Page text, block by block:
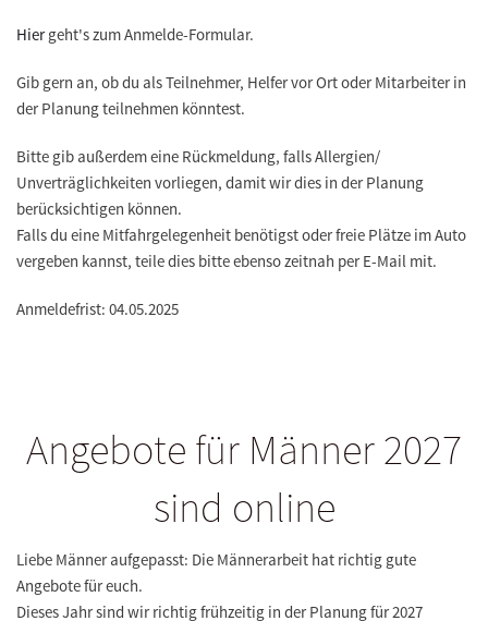
Hiergeht's zum Anmelde-Formular.
Gib gern an, ob du als Teilnehmer, Helfer vor Ort oder Mitarbeiter in
der Planung teilnehmen könntest.
Bitte gib außerdem eine Rückmeldung, falls Allergien/
Unverträglichkeiten vorliegen, damit wir dies in der Planung
berücksichtigen können.
Falls du eine Mitfahrgelegenheit benötigst oder freie Plätze im Auto
vergeben kannst, teile dies bitte ebenso zeitnah per E-Mail mit.
Anmeldefrist: 04.05.2025
Angebote für Männer 2027
sind online
Liebe Männer aufgepasst: Die Männerarbeit hat richtig gute
Angebote für euch.
Dieses Jahr sind wir richtig frühzeitig in der Planung für 2027